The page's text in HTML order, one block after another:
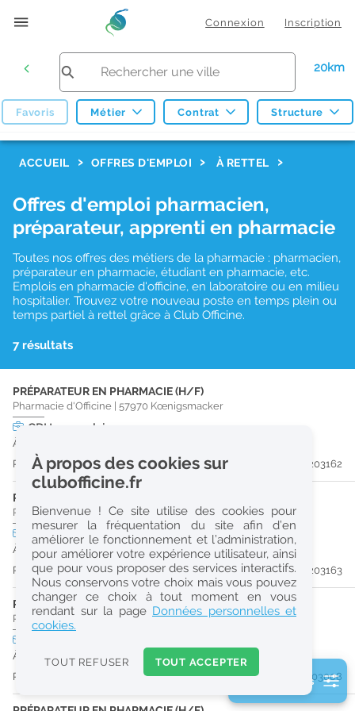
Connexion Inscription
20km
Favoris Métier Contrat Structure
Réinitialiser
2
0
k
Consulter les offres de la France d'outre-mer
ACCUEIL OFFRES D'EMPLOI À RETTEL
Offres d'emploi pharmacien,
préparateur, apprenti en pharmacie
Toutes nos offres des métiers de la pharmacie : pharmacien,
préparateur en pharmacie, étudiant en pharmacie, etc.
Emplois en pharmacie d'officine, en laboratoire ou en milieu
hospitalier. Trouvez votre nouveau poste en temps plein ou
temps partiel à rettel grâce à Club Officine.
7 résultats
PRÉPARATEUR EN PHARMACIE (H/F)
Pharmacie d'Officine 57970 Kœnigsmacker
CDI temps plein
À partir du 30/08/26
Publiée il y a 16 jour(s)
#203162
PHARMACIEN (H/F)
Pharmacie d'Officine|57970 Kœnigsmacker
temps partiel
À partir du 31/08/26
Publiée il y a 16 jour(s)
#203163
PHARMACIEN (H/F)
Pharmacie d'Officine 57190 Florange
À partir du 31/08/26
Publiée il y a 18 jour(s)
#203008
2 filtre(s) actifs
À propos des cookies sur
clubofficine.fr
Bienvenue ! Ce site utilise des cookies pour
mesurer la fréquentation du site afin d’en
améliorer le fonctionnement et l’administration,
pour améliorer votre expérience utilisateur, ainsi
que pour vous proposer des services interactifs.
Nous conservons votre choix mais vous pouvez
changer ce choix à tout moment en vous
rendant sur la page Données personnelles et
cookies.
TOUT REFUSER TOUT ACCEPTER